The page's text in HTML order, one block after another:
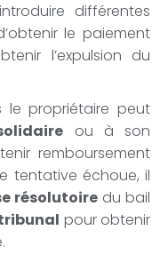
différentes
le paiement
l’expulsion du
le propriétaire peut
ou à son
remboursement
tentative échoue, il
résolutoire du bail
pour obtenir